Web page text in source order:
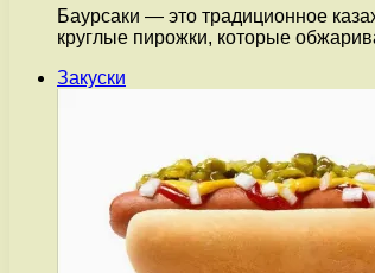
Баурсаки — это традиционное
круглые пирожки, которые
Закуски